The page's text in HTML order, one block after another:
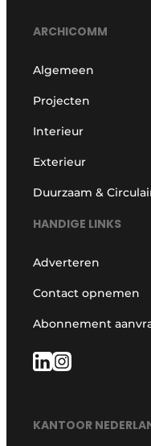
ARCHICOMM
Algemeen
Projecten
Interieur
Exterieur
Duurzaam &
HANDIGE LINKS
Adverteren
Contact opnemen
Abonnement
KANTOOR